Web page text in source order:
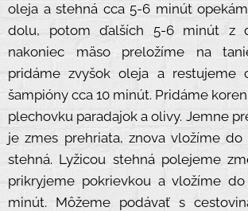
oleja a stehná cca 5-6 minút
dolu, potom ďalších 5-6 minút z
nakoniec mäso preložíme na
pridáme zvyšok oleja a restujeme
šampióny cca 10 minút. Pridáme
plechovku paradajok a olivy. Jemne
je zmes prehriata, znova vložíme do
stehná. Lyžicou stehná polejeme
prikryjeme pokrievkou a vložíme
minút. Môžeme podávať s